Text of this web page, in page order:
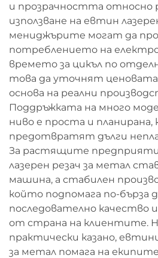
и прозрачността относно
използване на евтин
мениджърите могат да
потреблението на
времето за цикъл по
това да уточнят ценовата
основа на реални
Поддръжката на много
ниво е проста и планирана,
предотвратят дълги
За растящите
лазерен резач за метал
машина, а стабилен
който подпомага по-бърза
последователно качество
от страна на клиентите.
практически казано,
за метал помага на